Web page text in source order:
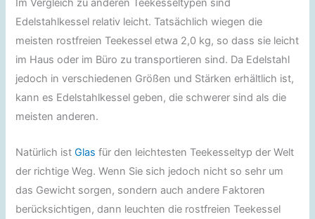
Im Vergleich zu anderen Teekesseltypen sind
Edelstahlkessel relativ leicht. Tatsächlich wiegen die
meisten rostfreien Teekessel etwa 2,0 kg, so dass sie leicht
im Haus oder im Büro zu transportieren sind. Da Edelstahl
jedoch in verschiedenen Größen und Stärken erhältlich ist,
kann es Edelstahlkessel geben, die schwerer sind als die
meisten anderen.
Natürlich istGlas für den leichtesten Teekesseltyp der Welt
der richtige Weg. Wenn Sie sich jedoch nicht so sehr um
das Gewicht sorgen, sondern auch andere Faktoren
berücksichtigen, dann leuchten die rostfreien Teekessel